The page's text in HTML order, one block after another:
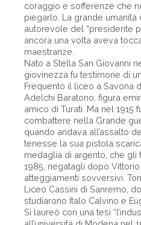
coraggio e sofferenze che
piegarlo. La grande umanità
autorevole del “presidente
ancora una volta aveva
maestranze.
Nato a Stella San Giovanni
giovinezza fu testimone di
Frequentò il liceo a Savona
Adelchi Baratono, figura
amico di Turati. Ma nel 1915
combattere nella Grande
quando andava all’assalto
tenesse la sua pistola
medaglia di argento, che gli
1985, negatagli dopo
atteggiamenti sovversivi.
Liceo Cassini di Sanremo,
studiarono Italo Calvino e
Si laureò con una tesi